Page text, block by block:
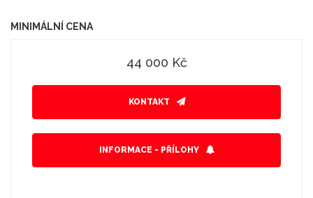
MINIMÁLNÍ CENA
44 000 Kč
KONTAKT
INFORMACE - PŘÍLOHY